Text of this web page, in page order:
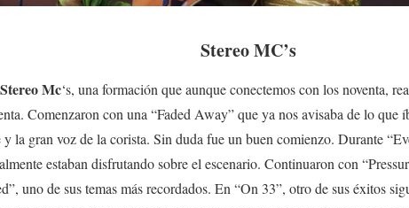
Stereo MC’s
Stereo Mc‘s, una formación que aunque conectemos con los noventa,
Comenzaron con una “Faded Away” que ya nos avisaba de lo que
la gran voz de la corista. Sin duda fue un buen comienzo. Durante
estaban disfrutando sobre el escenario. Continuaron con
uno de sus temas más recordados. En “On 33”, otro de sus éxitos